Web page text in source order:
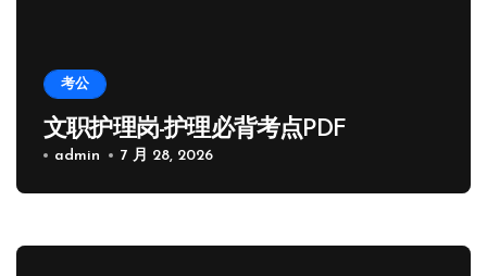
考公
文职护理岗-护理必背考点PDF
admin 7 月 28, 2026